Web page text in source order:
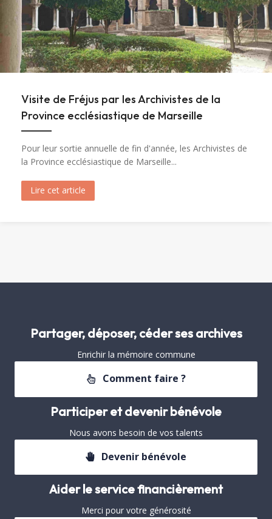
Visite de Fréjus par les Archivistes de la
Province ecclésiastique de Marseille
Pour leur sortie annuelle de fin d'année, les Archivistes de
la Province ecclésiastique de Marseille...
Lire cet article
Partager, déposer, céder ses archives
Enrichir la mémoire commune
Comment faire ?
Participer et devenir bénévole
Nous avons besoin de vos talents
Devenir bénévole
Aider le service financièrement
Merci pour votre générosité